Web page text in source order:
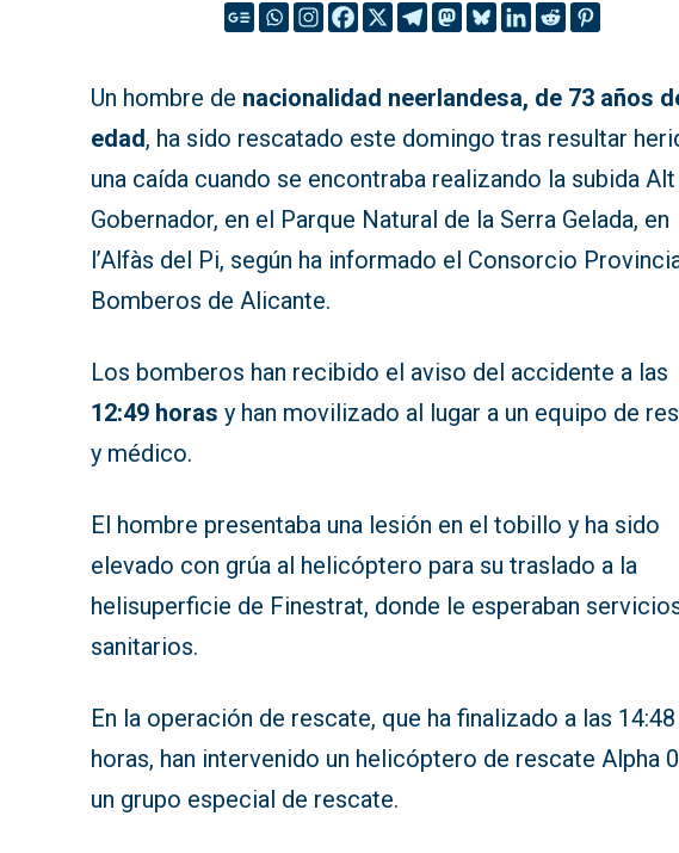
Un hombre de nacionalidad neerlandesa, de 73 años
edad, ha sido rescatado este domingo tras resultar
una caída cuando se encontraba realizando la subida
Gobernador, en el Parque Natural de la Serra Gelada, en
l’Alfàs del Pi, según ha informado el Consorcio
Bomberos de Alicante.
Los bomberos han recibido el aviso del accidente a las
12:49 horas y han movilizado al lugar a un equipo de
y médico.
El hombre presentaba una lesión en el tobillo y ha sido
elevado con grúa al helicóptero para su traslado a la
helisuperficie de Finestrat, donde le esperaban
sanitarios.
En la operación de rescate, que ha finalizado a las 14:48
horas, han intervenido un helicóptero de rescate Alpha
un grupo especial de rescate.